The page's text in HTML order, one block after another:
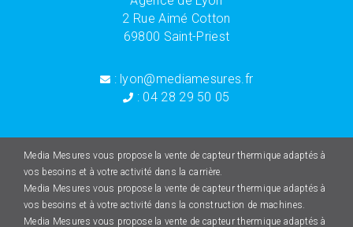
2 Rue Aimé Cotton
69800 Saint-Priest
: lyon@mediamesures.fr
: 04 28 29 50 05
Media Mesures vous propose la vente de capteur thermique adaptés à
vos besoins et à votre activité dans la carrière.
Media Mesures vous propose la vente de capteur thermique adaptés à
vos besoins et à votre activité dans la construction de machines.
Media Mesures vous propose la vente de capteur thermique adaptés à